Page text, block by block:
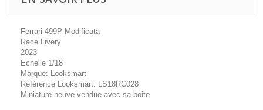
Ferrari 499P Modificata
Race Livery
2023
Echelle 1/18
Marque: Looksmart
Référence Looksmart: LS18RC028
Miniature neuve vendue avec sa boite